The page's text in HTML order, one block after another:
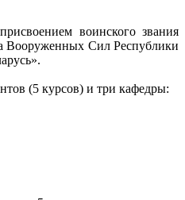
воинского звания
Вооруженных Сил Республики
(5 курсов) и три кафедры: